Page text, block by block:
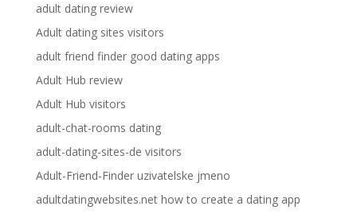
adult dating review
Adult dating sites visitors
adult friend finder good dating apps
Adult Hub review
Adult Hub visitors
adult-chat-rooms dating
adult-dating-sites-de visitors
Adult-Friend-Finder uzivatelske jmeno
adultdatingwebsites.net how to create a dating app